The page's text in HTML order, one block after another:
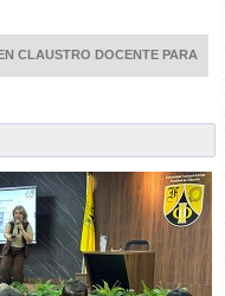
CLAUSTRO DOCENTE PARA